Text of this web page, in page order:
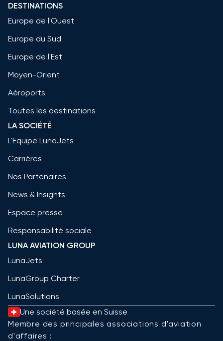
DESTINATIONS
Europe de l'Ouest
Europe du Sud
Europe de l'Est
Moyen-Orient
Aéroports
Toutes les destinations
LA SOCIÉTÉ
L'Equipe LunaJets
Carrières
Nos Partenaires
News & Insights
Espace presse
Responsabilité sociale
LUNA AVIATION GROUP
LunaJets
LunaGroup Charter
LunaSolutions
Une société basée en Suisse
Membre des principales associations d'aviation
d'affaires :